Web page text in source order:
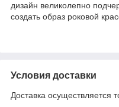
дизайн великолепно
создать образ роковой
Условия доставки
Доставка осуществляется